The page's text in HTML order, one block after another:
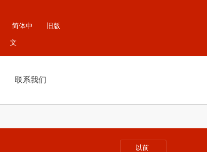
简体中
文
旧版
联系我们
以前